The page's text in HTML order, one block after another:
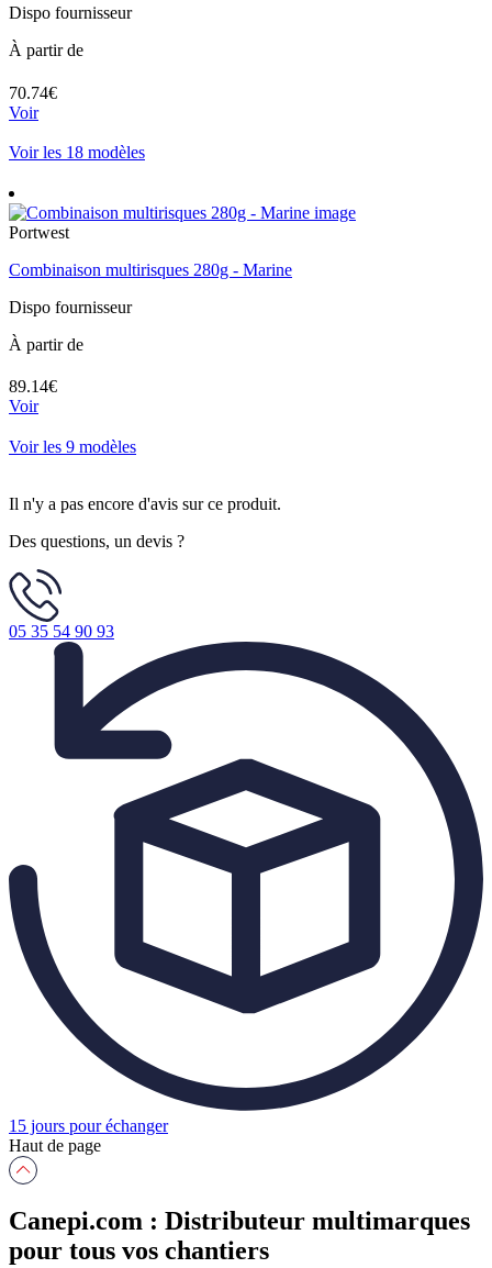
Dispo fournisseur
À partir de
70.74€
Voir
Voir les 18 modèles
Portwest
Combinaison multirisques 280g - Marine
Dispo fournisseur
À partir de
89.14€
Voir
Voir les 9 modèles
Il n'y a pas encore d'avis sur ce produit.
Des questions, un devis ?
05 35 54 90 93
15 jours pour échanger
Haut de page
Canepi.com : Distributeur multimarques
pour tous vos chantiers